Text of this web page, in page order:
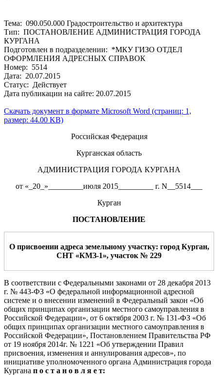
Тема: 090.050.000 Градостроительство и архитектура
Тип: ПОСТАНОВЛЕНИЕ АДМИНИСТРАЦИЯ ГОРОДА
КУРГАНА
Подготовлен в подразделении: *МКУ ГИЗО ОТДЕЛ
ОФОРМЛЕНИЯ АДРЕСНЫХ СПРАВОК
Номер: 5514
Дата: 20.07.2015
Статус: Действует
Дата публикации на сайте: 20.07.2015
Скачать документ в формате Microsoft Word (страниц: 1,
размер: 44.00 KB)
Российская Федерация
Курганская область
АДМИНИСТРАЦИЯ ГОРОДА КУРГАНА
от «_20_»_________июля 2015_________ г. N__5514___
Курган
ПОСТАНОВЛЕНИЕ
Оприсвоении адреса земельному участку: город Курган,
СНТ «КМЗ-1», участок № 229
В соответствии с Федеральными законами от 28 декабря 2013
г. № 443-ФЗ «О федеральной информационной адресной
системе и о внесении изменений в Федеральный закон «Об
общих принципах организации местного самоуправления в
Российской Федерации», от 6 октября 2003 г. № 131-ФЗ «Об
общих принципах организации местного самоуправления в
Российской Федерации», Постановлением Правительства РФ
от 19 ноября 2014г. № 1221 «Об утверждении Правил
присвоения, изменения и аннулирования адресов», по
инициативе уполномоченного органа Администрация города
Кургана п о с т а н о в л я е т: